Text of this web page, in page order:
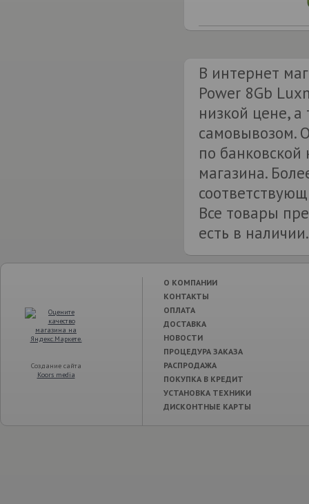
В интернет
Power 8Gb
низкой цене, а
самовывозом.
по
магазина.
Все товары
есть в наличии.
Создание сайта
Koors media
О КОМПАНИИ
КОНТАКТЫ
ОПЛАТА
ДОСТАВКА
НОВОСТИ
ПРОЦЕДУРА ЗАКАЗА
РАСПРОДАЖА
ПОКУПКА В КРЕДИТ
УСТАНОВКА ТЕХНИКИ
ДИСКОНТНЫЕ КАРТЫ